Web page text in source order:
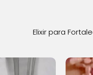
Elixir para